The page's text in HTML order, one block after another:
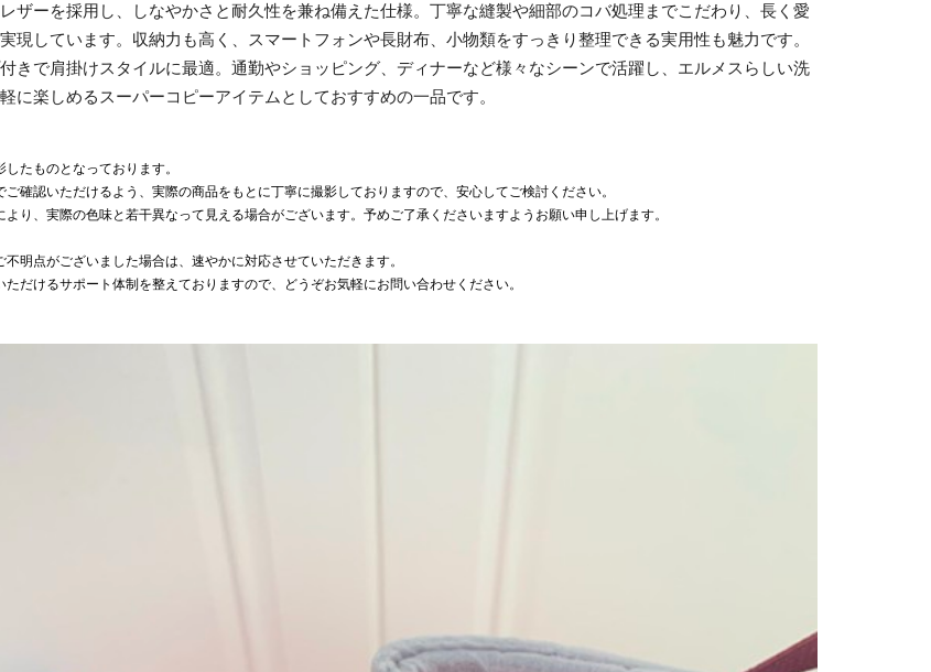
ザーを採用し、しなやかさと耐久性を兼ね備えた仕様。丁寧な縫製や細部のコバ処理までこだわり、長く愛
現しています。収納力も高く、スマートフォンや長財布、小物類をすっきり整理できる実用性も魅力です。
きで肩掛けスタイルに最適。通勤やショッピング、ディナーなど様々なシーンで活躍し、エルメスらしい洗
に楽しめるスーパーコピーアイテムとしておすすめの一品です。
たものとなっております。
確認いただけるよう、実際の商品をもとに丁寧に撮影しておりますので、安心してご検討ください。
り、実際の色味と若干異なって見える場合がございます。予めご了承くださいますようお願い申し上げます。
明点がございました場合は、速やかに対応させていただきます。
だけるサポート体制を整えておりますので、どうぞお気軽にお問い合わせください。